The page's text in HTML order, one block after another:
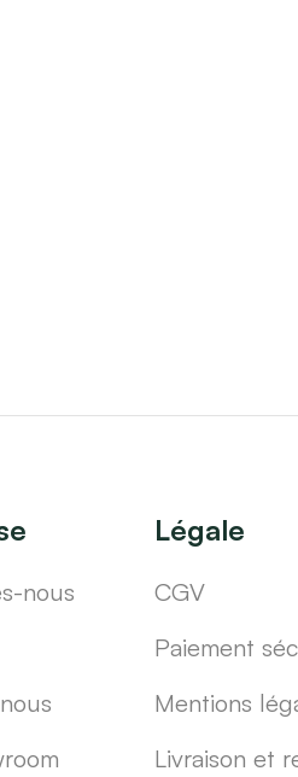
nous
Légale
CGV
Paiement
Mentions
Livraison et